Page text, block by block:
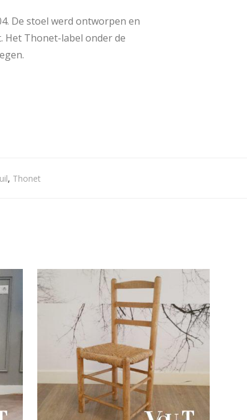
De stoel werd ontworpen en
Het Thonet-label onder de
, Thonet